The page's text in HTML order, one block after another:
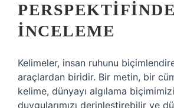
İNCELEME
Kelimeler, insan ruhunu
araçlardan biridir. Bir metin, bir
kelime, dünyayı algılama
duygularımızı derinleştirebilir ve